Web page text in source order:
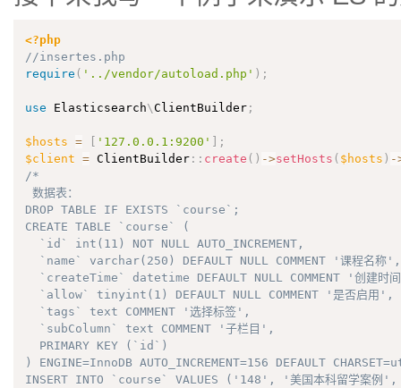
<?php
//insertes.php
require ( '../vendor/autoload.php' ) ;
use Elasticsearch\ClientBuilder ;
$hosts = [ '127.0.0.1:9200' ] ;
$client = ClientBuilder : : create ( ) ->setHosts ( $hosts ) -
/*
数据表：
DROP TABLE IF EXISTS `course`;
CREATE TABLE `course` (
  `id` int(11) NOT NULL AUTO_INCREMENT,
  `name` varchar(250) DEFAULT NULL COMMENT '课程名称',
`createTime` datetime DEFAULT NULL COMMENT '创建时
  `allow` tinyint(1) DEFAULT NULL COMMENT '是否启用',
  `tags` text COMMENT '选择标签',
  `subColumn` text COMMENT '子栏目',
  PRIMARY KEY (`id`)
) ENGINE=InnoDB AUTO_INCREMENT=156 DEFAULT
INSERT INTO `course` VALUES ('148', '美国本